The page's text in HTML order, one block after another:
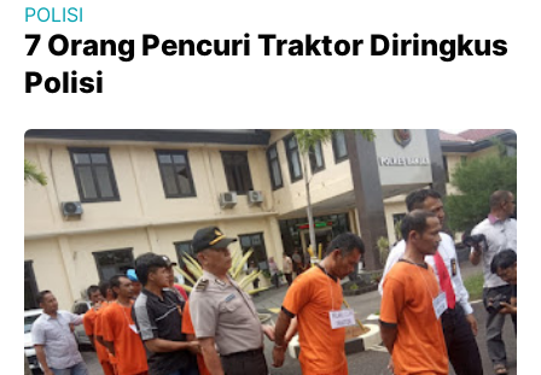
POLISI
7 Orang Pencuri Traktor Diringkus
Polisi